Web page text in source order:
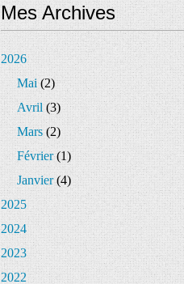
Mes Archives
2026
Mai(2)
Avril(3)
Mars(2)
Février(1)
Janvier(4)
2025
2024
2023
2022